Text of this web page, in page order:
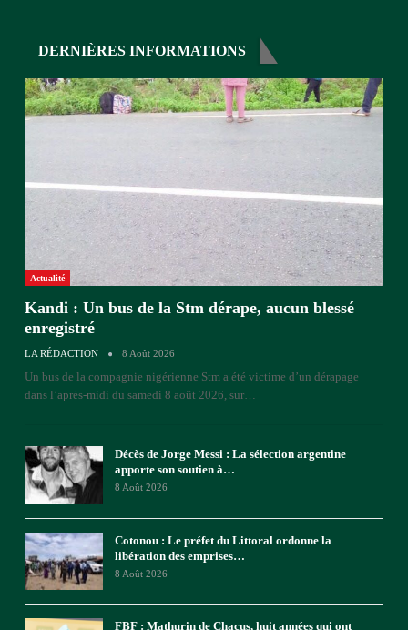
DERNIÈRES INFORMATIONS
Actualité
Kandi : Un bus de la Stm dérape, aucun blessé
enregistré
LA RÉDACTION 8 Août 2026
Un bus de la compagnie nigérienne Stm a été victime d’un dérapage
dans l’après-midi du samedi 8 août 2026, sur…
Décès de Jorge Messi : La sélection argentine
apporte son soutien à…
8 Août 2026
Cotonou : Le préfet du Littoral ordonne la
libération des emprises…
8 Août 2026
FBF : Mathurin de Chacus, huit années qui ont